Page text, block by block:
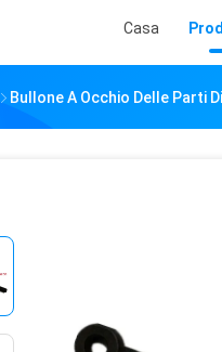
Casa
Bullone A Occhio Delle Parti